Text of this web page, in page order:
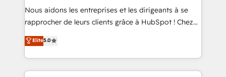
B2B sectors such as manufacturing, SaaS and
business services. We prepare a customized
impact of your digital transformation, including a
detailed financial rationale with a focus on ROI and
Nous aidons les entreprises et les dirigeants à se
rapprocher de leurs clients grâce à HubSpot ! Chez
DIGITALISIM, nous avons l'intime conviction que la
réussite des entreprises passe par l’innovation web,
le marketing digital, et la relation client ! C'est
pourquoi, nos experts sont à la fois capables de
Elite5.0